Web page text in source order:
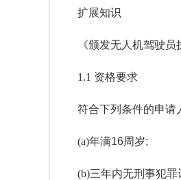
扩展知识
《颁发无人机驾驶
1.1 资格要求
符合下列条件的申请
(a)年满16周岁;
(b)三年内无刑事犯罪